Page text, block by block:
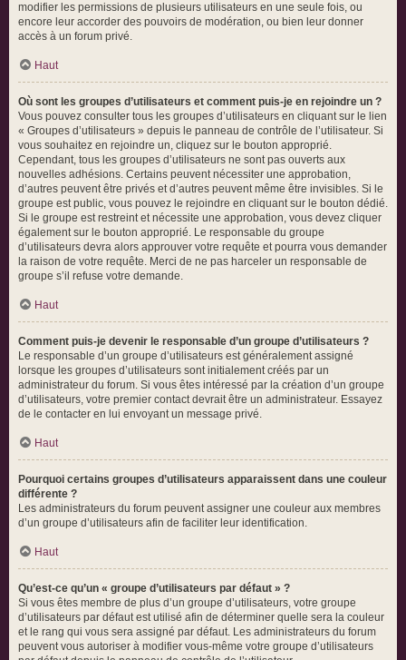
modifier les permissions de plusieurs utilisateurs en une seule fois, ou
encore leur accorder des pouvoirs de modération, ou bien leur donner
accès à un forum privé.
Haut
Où sont les groupes d’utilisateurs et comment puis-je en rejoindre un ?
Vous pouvez consulter tous les groupes d’utilisateurs en cliquant sur le lien
« Groupes d’utilisateurs » depuis le panneau de contrôle de l’utilisateur. Si
vous souhaitez en rejoindre un, cliquez sur le bouton approprié.
Cependant, tous les groupes d’utilisateurs ne sont pas ouverts aux
nouvelles adhésions. Certains peuvent nécessiter une approbation,
d’autres peuvent être privés et d’autres peuvent même être invisibles. Si le
groupe est public, vous pouvez le rejoindre en cliquant sur le bouton dédié.
Si le groupe est restreint et nécessite une approbation, vous devez cliquer
également sur le bouton approprié. Le responsable du groupe
d’utilisateurs devra alors approuver votre requête et pourra vous demander
la raison de votre requête. Merci de ne pas harceler un responsable de
groupe s’il refuse votre demande.
Haut
Comment puis-je devenir le responsable d’un groupe d’utilisateurs ?
Le responsable d’un groupe d’utilisateurs est généralement assigné
lorsque les groupes d’utilisateurs sont initialement créés par un
administrateur du forum. Si vous êtes intéressé par la création d’un groupe
d’utilisateurs, votre premier contact devrait être un administrateur. Essayez
de le contacter en lui envoyant un message privé.
Haut
Pourquoi certains groupes d’utilisateurs apparaissent dans une couleur
différente ?
Les administrateurs du forum peuvent assigner une couleur aux membres
d’un groupe d’utilisateurs afin de faciliter leur identification.
Haut
Qu’est-ce qu’un « groupe d’utilisateurs par défaut » ?
Si vous êtes membre de plus d’un groupe d’utilisateurs, votre groupe
d’utilisateurs par défaut est utilisé afin de déterminer quelle sera la couleur
et le rang qui vous sera assigné par défaut. Les administrateurs du forum
peuvent vous autoriser à modifier vous-même votre groupe d’utilisateurs